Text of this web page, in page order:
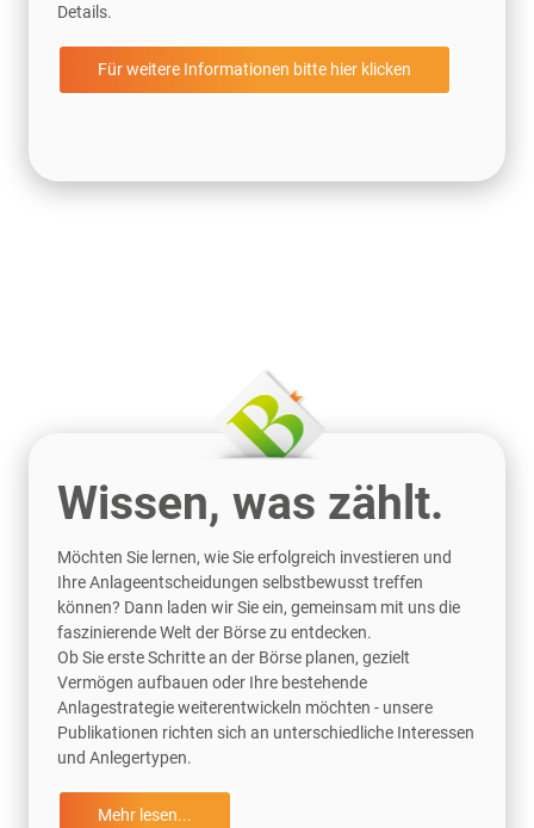
Details.
Für weitere Informationen bitte hier klicken
Wissen, was zählt.
Möchten Sie lernen, wie Sie erfolgreich investieren und
Ihre Anlageentscheidungen selbstbewusst treffen
können? Dann laden wir Sie ein, gemeinsam mit uns die
faszinierende Welt der Börse zu entdecken.
Ob Sie erste Schritte an der Börse planen, gezielt
Vermögen aufbauen oder Ihre bestehende
Anlagestrategie weiterentwickeln möchten - unsere
Publikationen richten sich an unterschiedliche Interessen
und Anlegertypen.
Mehr lesen...